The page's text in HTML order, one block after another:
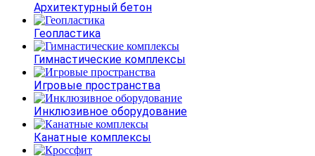
Архитектурный бетон
Геопластика
Гимнастические комплексы
Игровые пространства
Инклюзивное оборудование
Канатные комплексы